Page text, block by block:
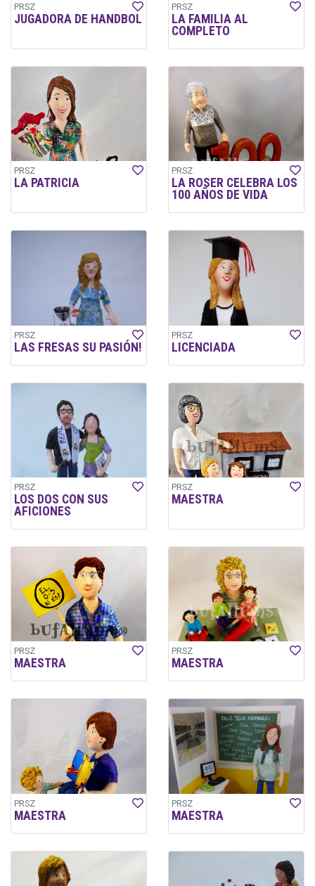
PRSZ
JUGADORA DE HANDBOL
PRSZ
LA FAMILIA AL
COMPLETO
PRSZ
LA PATRICIA
PRSZ
LA ROSER CELEBRA LOS
100 AÑOS DE VIDA
PRSZ
LAS FRESAS SU PASIÓN!
PRSZ
LICENCIADA
PRSZ
LOS DOS CON SUS
AFICIONES
PRSZ
MAESTRA
PRSZ
MAESTRA
PRSZ
MAESTRA
PRSZ
MAESTRA
PRSZ
MAESTRA